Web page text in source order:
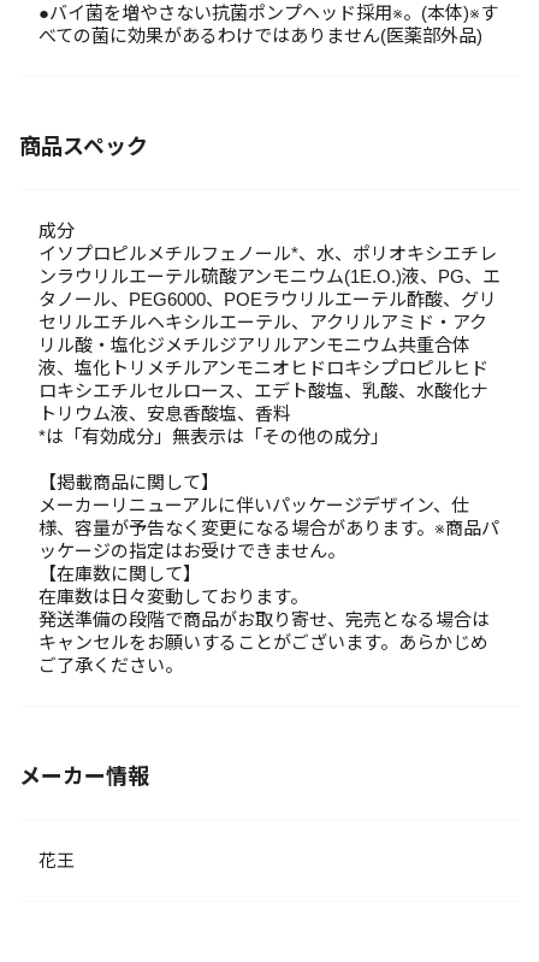
●バイ菌を増やさない抗菌ポンプヘッド採用※。(本体)※す
べての菌に効果があるわけではありません(医薬部外品)
商品スペック
成分
イソプロピルメチルフェノール*、水、ポリオキシエチレ
ンラウリルエーテル硫酸アンモニウム(1E.O.)液、PG、エ
タノール、PEG6000、POEラウリルエーテル酢酸、グリ
セリルエチルヘキシルエーテル、アクリルアミド・アク
リル酸・塩化ジメチルジアリルアンモニウム共重合体
液、塩化トリメチルアンモニオヒドロキシプロピルヒド
ロキシエチルセルロース、エデト酸塩、乳酸、水酸化ナ
トリウム液、安息香酸塩、香料
*は「有効成分」無表示は「その他の成分」
【掲載商品に関して】
メーカーリニューアルに伴いパッケージデザイン、仕
様、容量が予告なく変更になる場合があります。※商品パ
ッケージの指定はお受けできません。
【在庫数に関して】
在庫数は日々変動しております。
発送準備の段階で商品がお取り寄せ、完売となる場合は
キャンセルをお願いすることがございます。あらかじめ
ご了承ください。
メーカー情報
花王